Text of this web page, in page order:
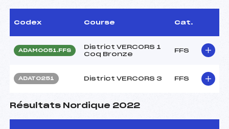
Codex Course Cat.
ADAM0051.FFS
District VERCORS 1
Coq Bronze
FFS
ADAT0251 District VERCORS 3 FFS
Résultats Nordique 2022